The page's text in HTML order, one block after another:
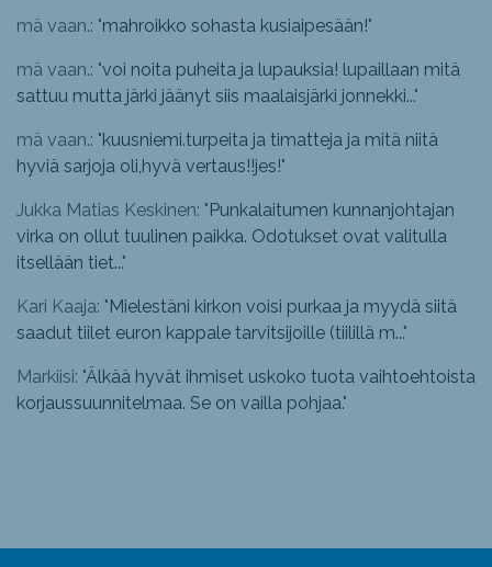
mä vaan.: "mahroikko sohasta kusiaipesään!"
mä vaan.: "voi noita puheita ja lupauksia! lupaillaan mitä
sattuu mutta järki jäänyt siis maalaisjärki jonnekki..."
mä vaan.: "kuusniemi.turpeita ja timatteja ja mitä niitä
hyviä sarjoja oli,hyvä vertaus!!jes!"
Jukka Matias Keskinen: "Punkalaitumen kunnanjohtajan
virka on ollut tuulinen paikka. Odotukset ovat valitulla
itsellään tiet..."
Kari Kaaja: "Mielestäni kirkon voisi purkaa ja myydä siitä
saadut tiilet euron kappale tarvitsijoille (tiilillä m..."
Markiisi: "Älkää hyvät ihmiset uskoko tuota vaihtoehtoista
korjaussuunnitelmaa. Se on vailla pohjaa."